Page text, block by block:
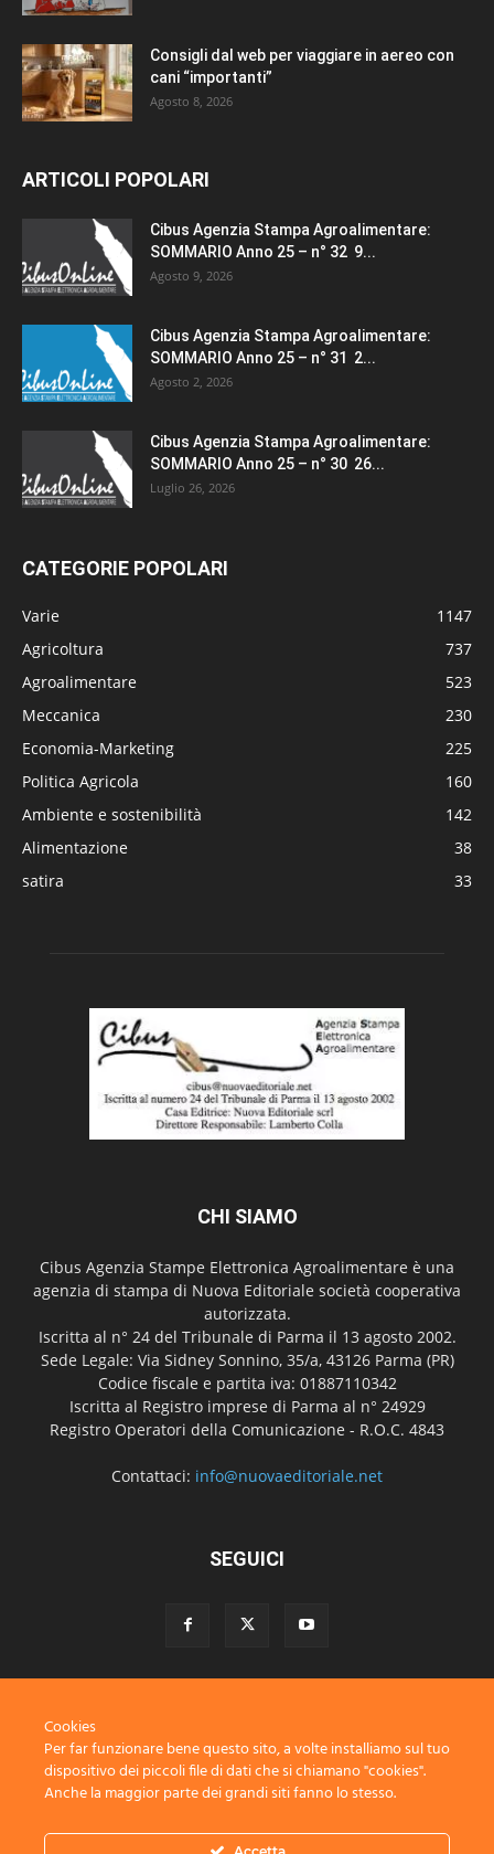
Consigli dal web per viaggiare in aereo con
cani “importanti”
Agosto 8, 2026
ARTICOLI POPOLARI
Cibus Agenzia Stampa Agroalimentare:
SOMMARIO Anno 25 – n° 32 9...
Agosto 9, 2026
Cibus Agenzia Stampa Agroalimentare:
SOMMARIO Anno 25 – n° 31 2...
Agosto 2, 2026
Cibus Agenzia Stampa Agroalimentare:
SOMMARIO Anno 25 – n° 30 26...
Luglio 26, 2026
CATEGORIE POPOLARI
Varie
1147
Agricoltura
737
Agroalimentare
523
Meccanica
230
Economia-Marketing
225
Politica Agricola
160
Ambiente e sostenibilità
142
Alimentazione
38
satira
33
CHI SIAMO
Cibus Agenzia Stampe Elettronica Agroalimentare è una
agenzia di stampa di Nuova Editoriale società cooperativa
autorizzata.
Iscritta al n° 24 del Tribunale di Parma il 13 agosto 2002.
Sede Legale: Via Sidney Sonnino, 35/a, 43126 Parma (PR)
Codice fiscale e partita iva: 01887110342
Iscritta al Registro imprese di Parma al n° 24929
Registro Operatori della Comunicazione - R.O.C. 4843
Contattaci: info@nuovaeditoriale.net
SEGUICI
© Nuova Editoriale società cooperativa
Cookies
Per far funzionare bene questo sito, a volte installiamo sul tuo
dispositivo dei piccoli file di dati che si chiamano "cookies".
Anche la maggior parte dei grandi siti fanno lo stesso.